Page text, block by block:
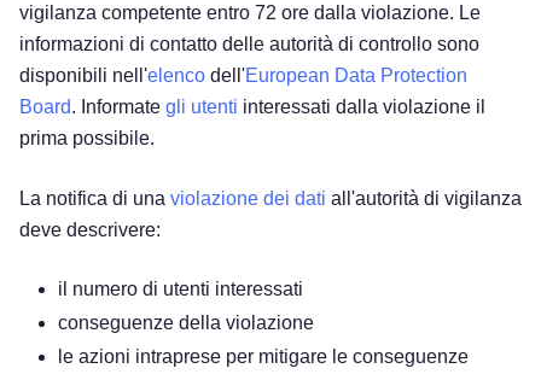
vigilanza competente entro 72 ore dalla violazione. Le
informazioni di contatto delle autorità di controllo sono
disponibili nell'elenco dell'European Data Protection
Board. Informate gli utenti interessati dalla violazione il
prima possibile.
La notifica di una violazione dei dati all'autorità di vigilanza
deve descrivere:
il numero di utenti interessati
conseguenze della violazione
le azioni intraprese per mitigare le conseguenze